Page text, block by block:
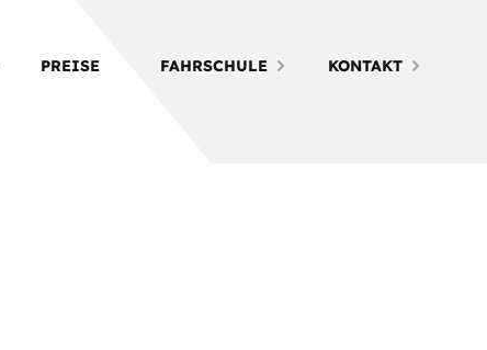
PREISE FAHRSCHULE KONTAKT